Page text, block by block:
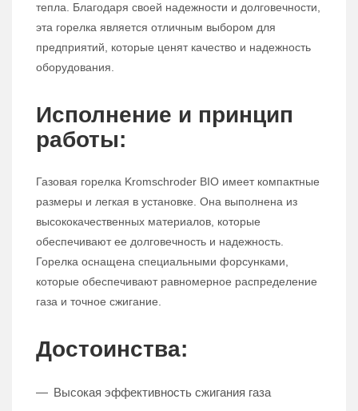
тепла. Благодаря своей надежности и долговечности,
эта горелка является отличным выбором для
предприятий, которые ценят качество и надежность
оборудования.
Исполнение и принцип
работы:
Газовая горелка Kromschroder BIO имеет компактные
размеры и легкая в установке. Она выполнена из
высококачественных материалов, которые
обеспечивают ее долговечность и надежность.
Горелка оснащена специальными форсунками,
которые обеспечивают равномерное распределение
газа и точное сжигание.
Достоинства:
Высокая эффективность сжигания газа